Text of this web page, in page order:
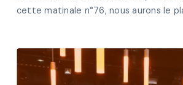
cette matinale n°76, nous aurons le